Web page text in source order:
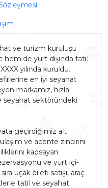
ve turizm kuruluşu
hem de yurt dışında tatil
yılında kuruldu.
en iyi seyahat
markamız, hızla
seyahat sektöründeki
geçirdiğimiz alt
ve acente zincirini
kapsayan
ve yurt içi-
uçak bileti satışı, araç
tatil ve seyahat